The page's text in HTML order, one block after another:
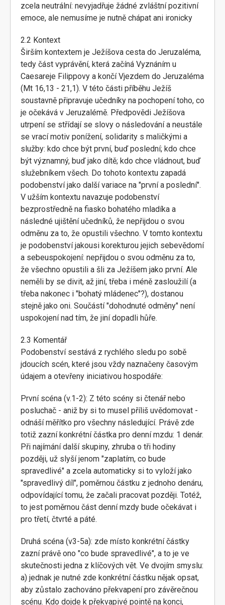
zcela neutrální: nevyjadřuje žádné zvláštní pozitivní
emoce, ale nemusíme je nutně chápat ani ironicky
2.2 Kontext
Širším kontextem je Ježíšova cesta do Jeruzaléma,
tedy část vyprávění, která začíná Vyznáním u
Caesareje Filippovy a končí Vjezdem do Jeruzaléma
(Mt 16,13 - 21,1). V této části příběhu Ježíš
soustavně připravuje učedníky na pochopení toho, co
je očekává v Jeruzalémě. Předpovědi Ježíšova
utrpení se střídají se slovy o následování a neustále
se vrací motiv ponížení, solidarity s maličkými a
služby: kdo chce být první, buď poslední; kdo chce
být významný, buď jako dítě; kdo chce vládnout, buď
služebníkem všech. Do tohoto kontextu zapadá
podobenství jako další variace na "první a poslední".
V užším kontextu navazuje podobenství
bezprostředně na fiasko bohatého mladíka a
následné ujištění učedníků, že nepřijdou o svou
odměnu za to, že opustili všechno. V tomto kontextu
je podobenství jakousi korekturou jejich sebevědomí
a sebeuspokojení: nepřijdou o svou odměnu za to,
že všechno opustili a šli za Ježíšem jako první. Ale
neměli by se divit, až jiní, třeba i méně zasloužilí (a
třeba nakonec i "bohatý mládenec"?), dostanou
stejně jako oni. Součástí "dohodnuté odměny" není
uspokojení nad tím, že jiní dopadli hůře.
2.3 Komentář
Podobenství sestává z rychlého sledu po sobě
jdoucích scén, které jsou vždy naznačeny časovým
údajem a otevřeny iniciativou hospodáře:
První scéna (v.1-2): Z této scény si čtenář nebo
posluchač - aniž by si to musel příliš uvědomovat -
odnáší měřítko pro všechny následující. Právě zde
totiž zazní konkrétní částka pro denní mzdu: 1 denár.
Při najímání další skupiny, zhruba o tři hodiny
později, už slyší jenom "zaplatím, co bude
spravedlivé" a zcela automaticky si to vyloží jako
"spravedlivý díl", poměrnou částku z jednoho denáru,
odpovídající tomu, že začali pracovat později. Totéž,
to jest poměrnou část denní mzdy bude očekávat i
pro třetí, čtvrté a páté.
Druhá scéna (v3-5a): zde místo konkrétní částky
zazní právě ono "co bude spravedlivé", a to je ve
skutečnosti jedna z klíčových vět. Ve dvojím smyslu:
a) jednak je nutné zde konkrétní částku nějak opsat,
aby zůstalo zachováno překvapení pro závěrečnou
scénu. Kdo dojde k překvapivé pointě na konci,